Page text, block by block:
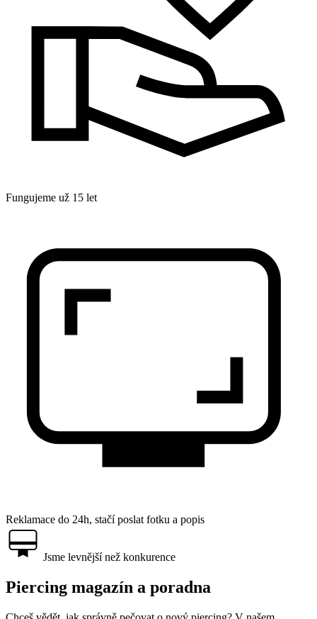
Fungujeme už 15 let
Reklamace do 24h, stačí poslat fotku a popis
Jsme levnější než konkurence
Piercing magazín a poradna